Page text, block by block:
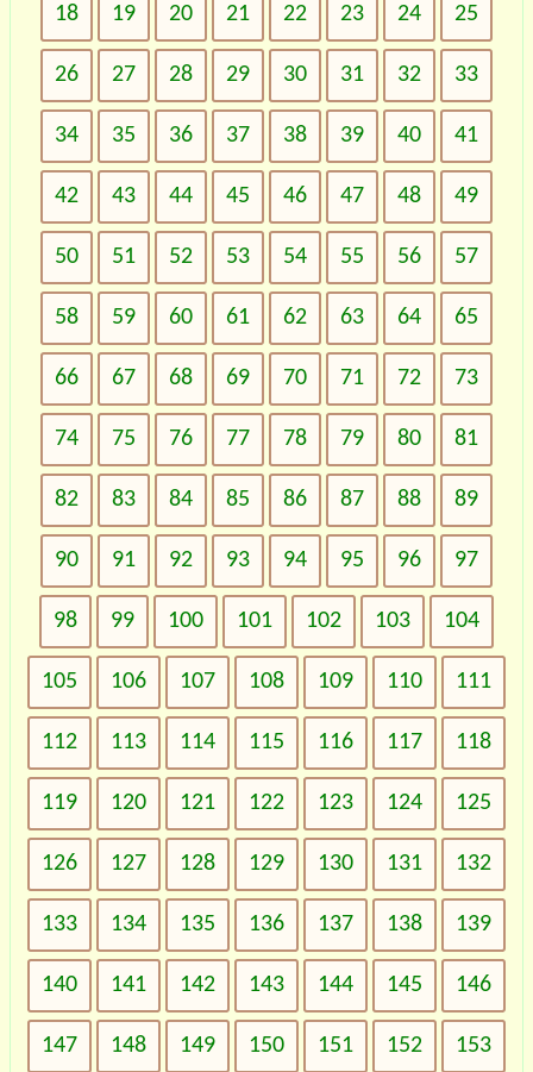
18 19 20 21 22 23 24 25
26 27 28 29 30 31 32 33
34 35 36 37 38 39 40 41
42 43 44 45 46 47 48 49
50 51 52 53 54 55 56 57
58 59 60 61 62 63 64 65
66 67 68 69 70 71 72 73
74 75 76 77 78 79 80 81
82 83 84 85 86 87 88 89
90 91 92 93 94 95 96 97
98 99 100 101 102 103 104
105 106 107 108 109 110 111
112 113 114 115 116 117 118
119 120 121 122 123 124 125
126 127 128 129 130 131 132
133 134 135 136 137 138 139
140 141 142 143 144 145 146
147 148 149 150 151 152 153